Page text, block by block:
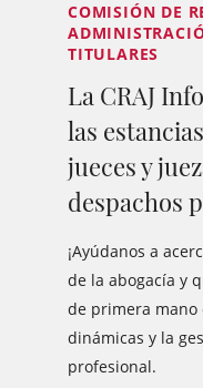
COMISIÓN DE
TITULARES
La CRAJ
las
jueces y
despachos
¡Ayúdanos a
de la abogacía y
de primera
dinámicas y la
profesional.